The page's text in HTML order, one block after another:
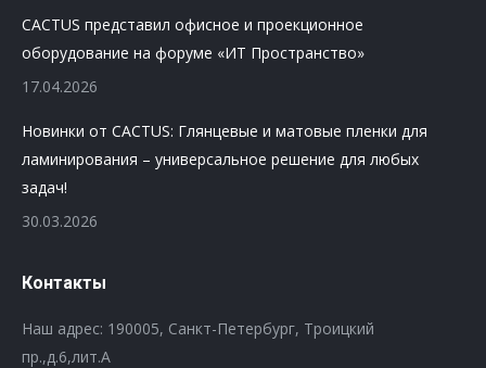
CACTUS представил офисное и проекционное
оборудование на форуме «ИТ Пространство»
17.04.2026
Новинки от CACTUS: Глянцевые и матовые пленки для
ламинирования – универсальное решение для любых
задач!
30.03.2026
Контакты
Наш адрес: 190005, Санкт-Петербург, Троицкий
пр.,д.6,лит.А